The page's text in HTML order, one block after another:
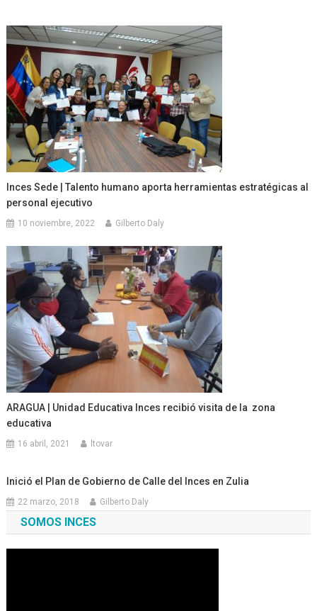
Inces Sede | Talento humano aporta herramientas estratégicas al
personal ejecutivo
10 noviembre, 2022 Gilberto Daly
ARAGUA | Unidad Educativa Inces recibió visita de la zona
educativa
16 abril, 2021 ltovar
Inició el Plan de Gobierno de Calle del Inces en Zulia
22 marzo, 2018 Gilberto Daly
SOMOS INCES